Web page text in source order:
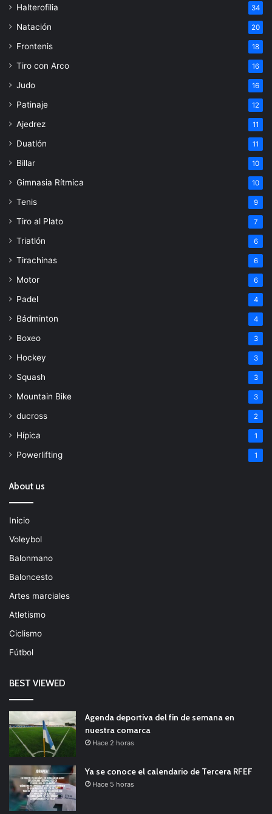
Halterofilia 34
Natación 20
Frontenis 18
Tiro con Arco 16
Judo 16
Patinaje 12
Ajedrez 11
Duatlón 11
Billar 10
Gimnasia Rítmica 10
Tenis 9
Tiro al Plato 7
Triatlón 6
Tirachinas 6
Motor 6
Padel 4
Bádminton 4
Boxeo 3
Hockey 3
Squash 3
Mountain Bike 3
ducross 2
Hípica 1
Powerlifting 1
About us
Inicio
Voleybol
Balonmano
Baloncesto
Artes marciales
Atletismo
Ciclismo
Fútbol
BEST VIEWED
Agenda deportiva del fin de semana en
nuestra comarca
Hace 2 horas
Ya se conoce el calendario de Tercera RFEF
Hace 5 horas